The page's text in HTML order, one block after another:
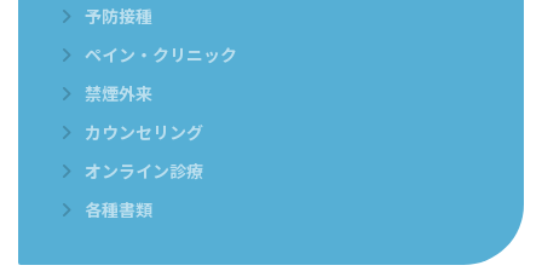
予防接種
ペイン・クリニック
禁煙外来
カウンセリング
オンライン診療
各種書類